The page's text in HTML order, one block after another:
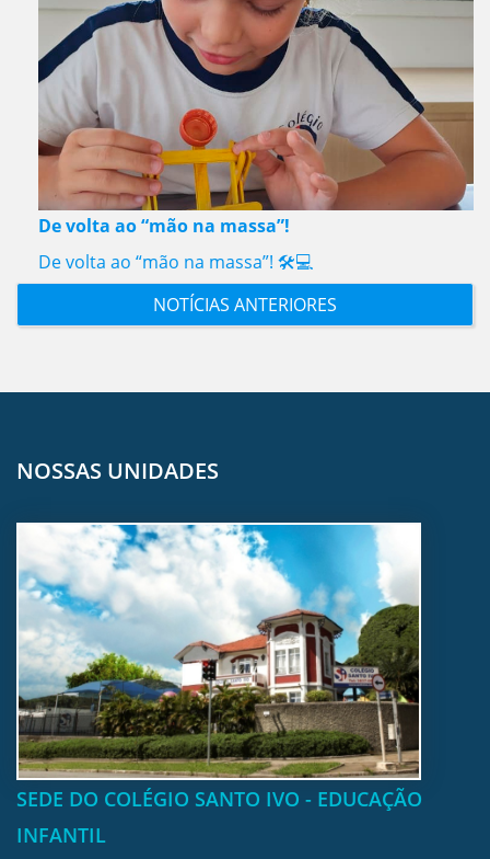
De volta ao “mão na massa”!
De volta ao “mão na massa”! 🛠️💻
NOTÍCIAS ANTERIORES
NOSSAS UNIDADES
SEDE DO COLÉGIO SANTO IVO - EDUCAÇÃO
INFANTIL